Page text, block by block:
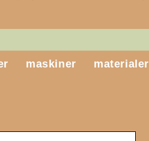
maskiner materialer